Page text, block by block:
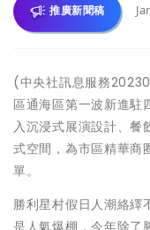
推廣新聞稿
(中央社訊息服務
區通海區第一波新進駐
入沉浸式展演設計、餐
式空間，為市區精華商
單。
勝利星村假日人潮絡繹
是人氣爆棚，今年除了